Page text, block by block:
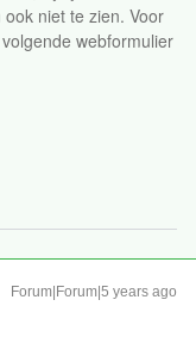
niet te zien. Voor
webformulier
Forum|Forum|5 years ago